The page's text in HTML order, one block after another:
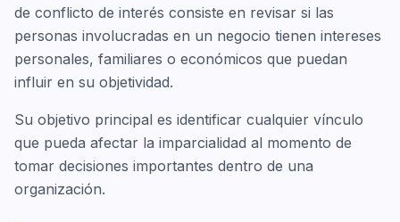
de conflicto de interés consiste en revisar si las
personas involucradas en un negocio tienen intereses
personales, familiares o económicos que puedan
influir en su objetividad.
Su objetivo principal es identificar cualquier vínculo
que pueda afectar la imparcialidad al momento de
tomar decisiones importantes dentro de una
organización.